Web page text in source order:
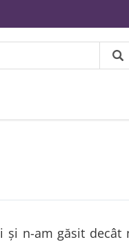
n-am găsit decât